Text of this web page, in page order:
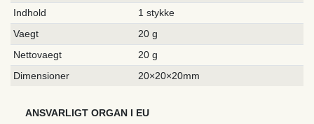
Indhold
1 stykke
Vaegt
20 g
Nettovaegt
20 g
Dimensioner
20×20×20mm
ANSVARLIGT ORGAN I EU